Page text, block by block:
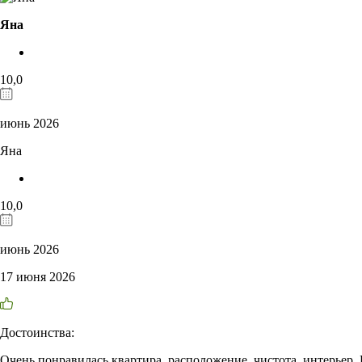
Яна
10,0
июнь 2026
Яна
10,0
июнь 2026
17 июня 2026
Достоинства: